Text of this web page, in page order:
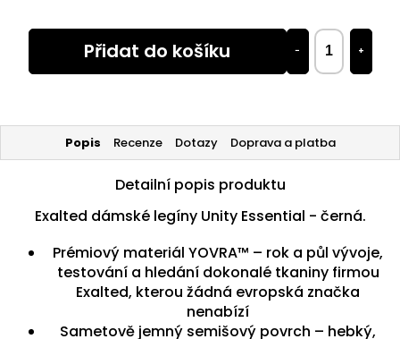
+
−
Přidat do košíku
Popis Recenze Dotazy Doprava a platba
Detailní popis produktu
Exalted dámské legíny Unity Essential - černá.
Prémiový materiál YOVRA™ – rok a půl vývoje,
testování a hledání dokonalé tkaniny firmou
Exalted, kterou žádná evropská značka
nenabízí
Sametově jemný semišový povrch – hebký,